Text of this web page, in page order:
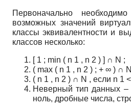
Первоначально
возможных значений
классы эквивалентности и
классов несколько:
[ 1 ; min ( n 1 , n 2 ) ] ∩ N ;
( max ( n 1 , n 2 ) ; + ∞ ) ∩ N
( n 1 , n 2 ) ∩ N , если n 1 <
Неверный тип данных –
ноль, дробные числа,